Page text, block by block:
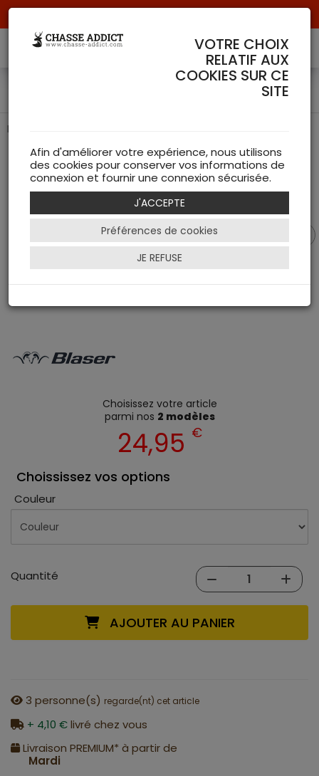
Passe Montagne Blaser
Choisissez votre article
parmi nos 2 modèles
24,95 €
Choississez vos options
Couleur
Quantité
AJOUTER AU PANIER
3 personne(s) regarde(nt) cet article
+ 4,10 €livré chez vous
Livraison PREMIUM* à partir de
Mardi
VOTRE CHOIX
RELATIF AUX
COOKIES SUR CE
SITE
Afin d'améliorer votre expérience, nous utilisons
des cookies pour conserver vos informations de
connexion et fournir une connexion sécurisée.
J'ACCEPTE
Préférences de cookies
JE REFUSE